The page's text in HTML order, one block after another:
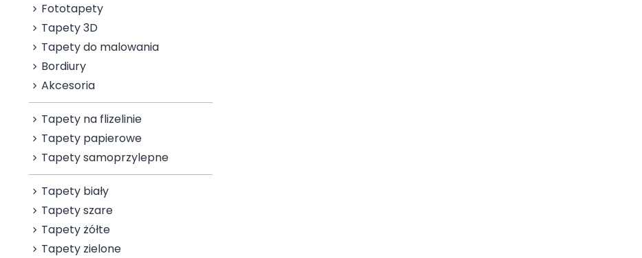
Fototapety
Tapety 3D
Tapety do malowania
Bordiury
Akcesoria
Tapety na flizelinie
Tapety papierowe
Tapety samoprzylepne
Tapety biały
Tapety szare
Tapety żółte
Tapety zielone